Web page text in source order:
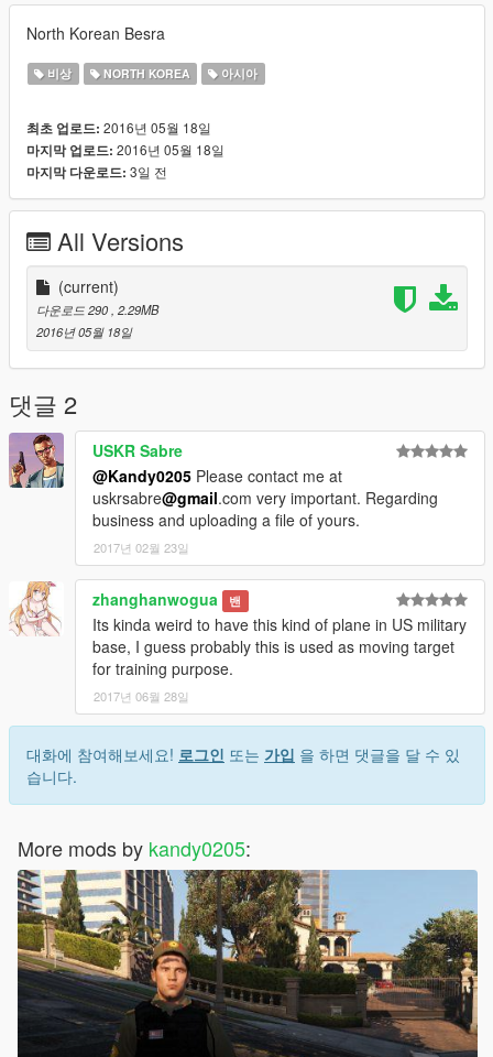
North Korean Besra
비상 NORTH KOREA 아시아
최초 업로드: 2016년 05월 18일
마지막 업로드: 2016년 05월 18일
마지막 다운로드: 3일 전
All Versions
(current)
다운로드 290 , 2.29MB
2016년 05월 18일
댓글 2
USKR Sabre
@Kandy0205 Please contact me at
uskrsabre@gmail.com very important. Regarding
business and uploading a file of yours.
2017년 02월 23일
zhanghanwogua 밴
Its kinda weird to have this kind of plane in US military
base, I guess probably this is used as moving target
for training purpose.
2017년 06월 28일
대화에 참여해보세요! 로그인 또는 가입 을 하면 댓글을 달 수 있
습니다.
More mods by kandy0205: